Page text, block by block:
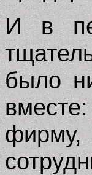
И в
было
фирму,